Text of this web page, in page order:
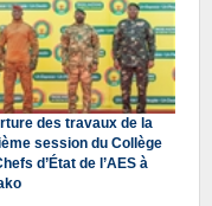
des travaux de la
session du Collège
d’État de l’AES à